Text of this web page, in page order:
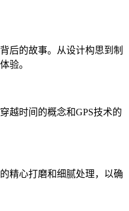
后的故事。从设计构思到制
验。
越时间的概念和GPS技术的
精心打磨和细腻处理，以确